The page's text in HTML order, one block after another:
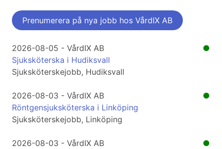
Prenumerera på nya jobb hos VårdIX AB
●
2026-08-05 - VårdIX AB
Sjuksköterska i Hudiksvall
Sjuksköterskejobb, Hudiksvall
●
2026-08-03 - VårdIX AB
Röntgensjuksköterska i Linköping
Sjuksköterskejobb, Linköping
●
2026-08-03 - VårdIX AB